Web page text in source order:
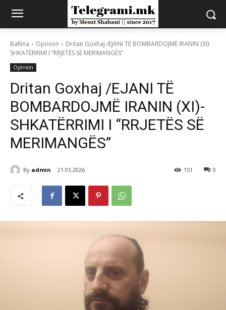
Ballina Opinion
Dritan Goxhaj /EJANI TË BOMBARDOJMË IRANIN (XI)-
SHKATËRRIMI I “RRJETËS SË MERIMANGËS”
Opinion
Dritan Goxhaj /EJANI TË
BOMBARDOJMË IRANIN (XI)-
SHKATËRRIMI I “RRJETËS SË
MERIMANGËS”
By admin 21.05.2026 0
151